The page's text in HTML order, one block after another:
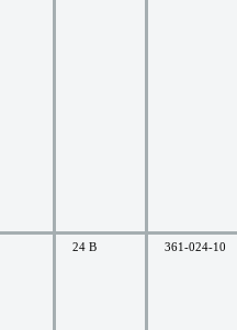
24 В 361-024-10